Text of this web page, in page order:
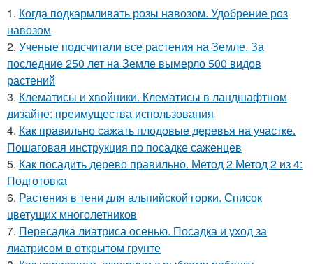
1. Когда подкармливать розы навозом. Удобрение роз
навозом
2. Ученые подсчитали все растения на Земле. За
последние 250 лет на Земле вымерло 500 видов
растений
3. Клематисы и хвойники. Клематисы в ландшафтном
дизайне: преимущества использования
4. Как правильно сажать плодовые деревья на участке.
Пошаговая инструкция по посадке саженцев
5. Как посадить дерево правильно. Метод 2 Метод 2 из 4:
Подготовка
6. Растения в тени для альпийской горки. Список
цветущих многолетников
7. Пересадка лиатриса осенью. Посадка и уход за
лиатрисом в открытом грунте